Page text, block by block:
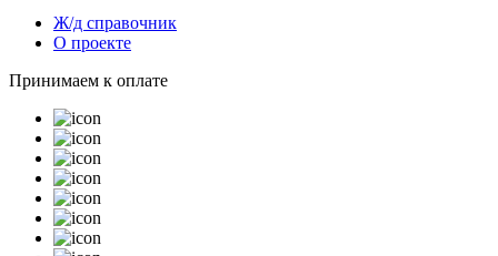
Ж/д справочник
О проекте
Принимаем к оплате